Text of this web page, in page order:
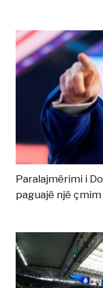
Paralajmërimi i
paguajë një